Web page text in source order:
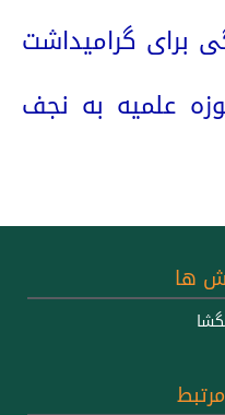
برای گرامیداشت
علمیه به نجف
ها